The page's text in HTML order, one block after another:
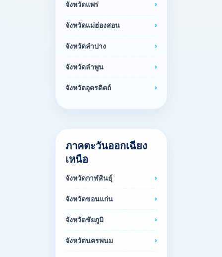
จังหวัดแพร่
จังหวัดแม่ฮ่องสอน
จังหวัดลำปาง
จังหวัดลำพูน
จังหวัดอุตรดิตถ์
ภาคตะวันออกเฉียง
เหนือ
จังหวัดกาฬสินธุ์
จังหวัดขอนแก่น
จังหวัดชัยภูมิ
จังหวัดนครพนม